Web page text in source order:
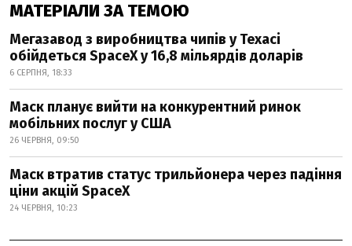
МАТЕРІАЛИ ЗА ТЕМОЮ
Мегазавод з виробництва чипів у Техасі
обійдеться SpaceX у 16,8 мільярдів доларів
6 СЕРПНЯ, 18:33
Маск планує вийти на конкурентний ринок
мобільних послуг у США
26 ЧЕРВНЯ, 09:50
Маск втратив статус трильйонера через падіння
ціни акцій SpaceX
24 ЧЕРВНЯ, 10:23